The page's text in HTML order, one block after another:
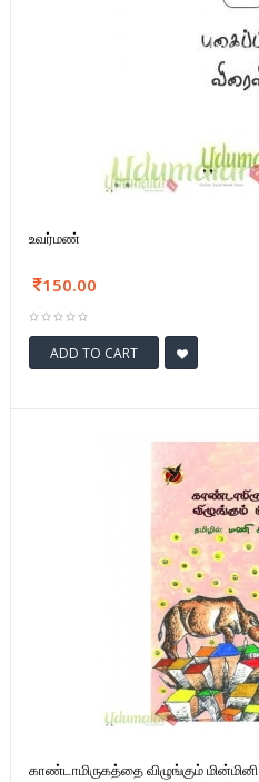
உவர்மண்
150.00
ADD TO CART
காண்டாமிருகத்தை விழுங்கும் மின்மினி